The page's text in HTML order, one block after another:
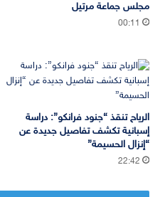
مجلس جماعة مرتيل
00:11
الرياح تنقذ “جنود فرانكو”: دراسة
إسبانية تكشف تفاصيل جديدة عن
“إنزال الحسيمة”
22:42